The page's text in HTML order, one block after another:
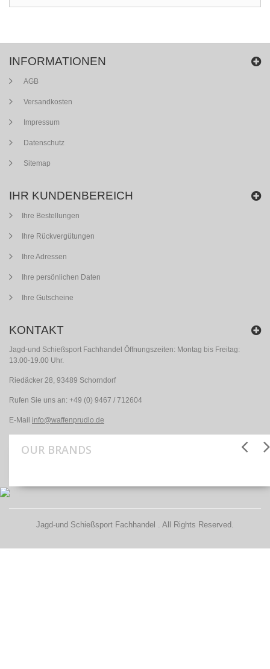
INFORMATIONEN
AGB
Versandkosten
Impressum
Datenschutz
Sitemap
IHR KUNDENBEREICH
Ihre Bestellungen
Ihre Rückvergütungen
Ihre Adressen
Ihre persönlichen Daten
Ihre Gutscheine
KONTAKT
Jagd-und Schießsport Fachhandel Öffnungszeiten: Montag bis Freitag:
13.00-19.00 Uhr.
Riedäcker 28, 93489 Schorndorf
Rufen Sie uns an: +49 (0) 9467 / 712604
E-Mail info@waffenprudlo.de
OUR BRANDS
Jagd-und Schießsport Fachhandel . All Rights Reserved.